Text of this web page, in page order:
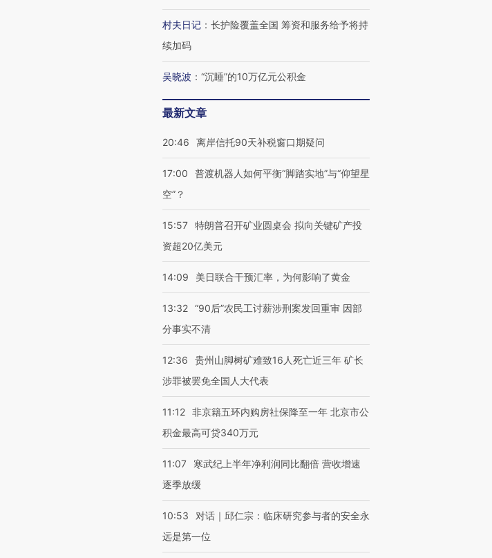
村夫日记 ： 长护险覆盖全国 筹资和服务给予将持
续加码
吴晓波 ： “沉睡”的10万亿元公积金
最新文章
20:46 离岸信托90天补税窗口期疑问
17:00
普渡机器人如何平衡“脚踏实地”与“仰望星
空”？
15:57 特朗普召开矿业圆桌会 拟向关键矿产投
资超20亿美元
14:09 美日联合干预汇率，为何影响了黄金
13:32 “90后”农民工讨薪涉刑案发回重审 因部
分事实不清
12:36
贵州山脚树矿难致16人死亡近三年 矿长
涉罪被罢免全国人大代表
11:12 非京籍五环内购房社保降至一年 北京市公
积金最高可贷340万元
11:07
寒武纪上半年净利润同比翻倍 营收增速
逐季放缓
10:53
对话｜邱仁宗：临床研究参与者的安全永
远是第一位